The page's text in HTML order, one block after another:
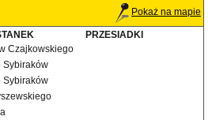
Pokaż na mapie
PRZESIADKI
Czajkowskiego
Sybiraków
Sybiraków